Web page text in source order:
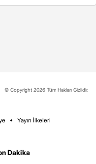
© Copyright 2026 Tüm Hakları Gizlidir.
Yayın İlkeleri
Dakika